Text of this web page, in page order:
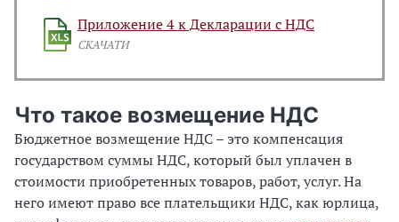
Приложение 4 к Декларации с НДС
СКАЧАТИ
Что такое возмещение НДС
Бюджетное возмещение НДС – это компенсация
государством суммы НДС, который был уплачен в
стоимости приобретенных товаров, работ, услуг. На
него имеют право все плательщики НДС, как юрлица,